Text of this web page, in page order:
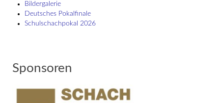
Bildergalerie
Deutsches Pokalfinale
Schulschach­pokal 2026
Sponsoren